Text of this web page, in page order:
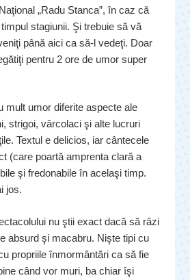
„Radu Stanca”, în caz că
stagiunii. Şi trebuie să vă
până aici ca să-l vedeţi. Doar
pentru 2 ore de umor super
mult umor diferite aspecte ale
strigoi, vârcolaci şi alte lucruri
Textul e delicios, iar cântecele
(care poartă amprenta clară a
şi fredonabile în acelaşi timp.
jos.
nu ştii exact dacă să râzi
absurd şi macabru. Nişte tipi cu
propriile înmormântări ca să fie
când vor muri, ba chiar îşi